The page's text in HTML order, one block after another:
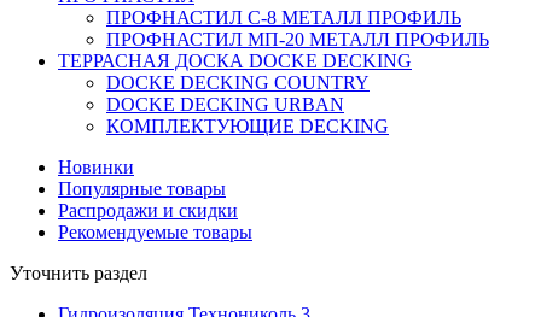
ПРОФНАСТИЛ C-8 МЕТАЛЛ ПРОФИЛЬ
ПРОФНАСТИЛ МП-20 МЕТАЛЛ ПРОФИЛЬ
ТЕРРАСНАЯ ДОСКА DOCKE DECKING
DOCKE DECKING COUNTRY
DOCKE DECKING URBAN
КОМПЛЕКТУЮЩИЕ DECKING
Новинки
Популярные товары
Распродажи и скидки
Рекомендуемые товары
Уточнить раздел